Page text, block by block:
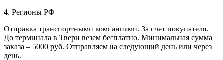
4. Регионы РФ
Отправка транспортными компаниями. За счет покупателя.
До терминала в Твери везем бесплатно. Минимальная сумма
заказа – 5000 руб. Отправляем на следующий день или через
день.